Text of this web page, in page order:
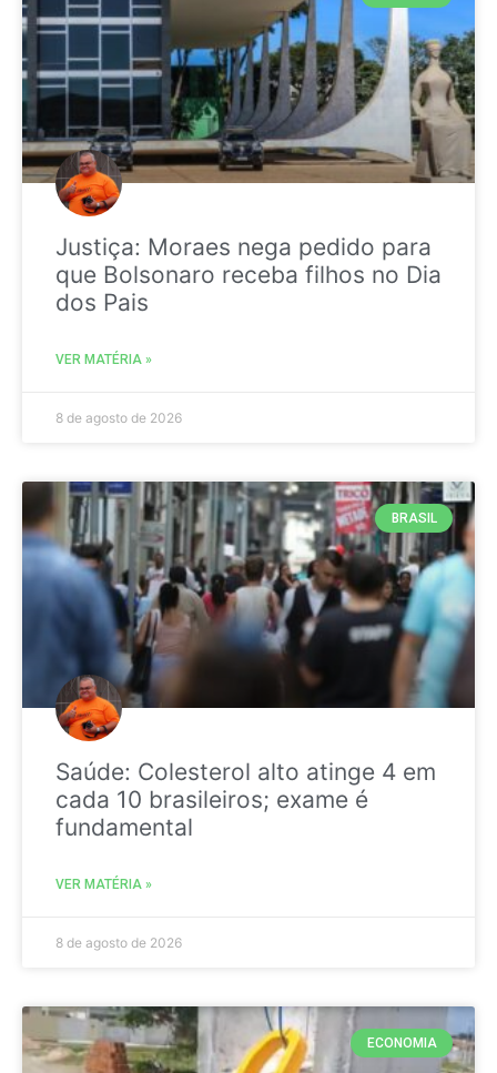
Justiça: Moraes nega pedido para
que Bolsonaro receba filhos no Dia
dos Pais
VER MATÉRIA »
8 de agosto de 2026
BRASIL
Saúde: Colesterol alto atinge 4 em
cada 10 brasileiros; exame é
fundamental
VER MATÉRIA »
8 de agosto de 2026
ECONOMIA